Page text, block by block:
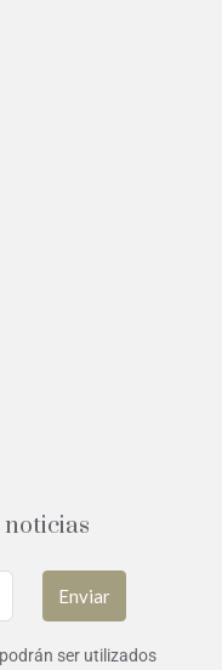
Enviar
ser utilizados